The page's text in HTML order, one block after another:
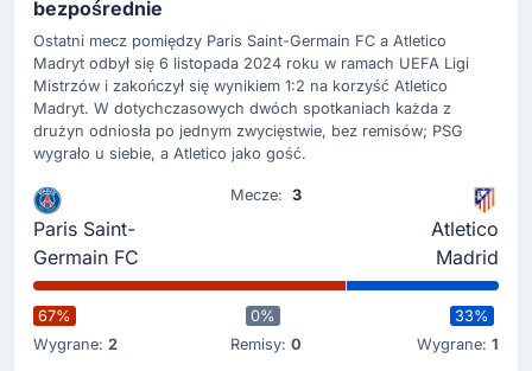
gracza po bardzo nieczystym zagraniu. Na boisku robi
się coraz ciekawiej.
46'
Zmiana zawodnika
Lino
Koke
Lino ustępuje miejsca na boisku dla Koke.
45' Gol !
(Strzelec)
Khvicha Kvaratskhelia
bezpośrednie
Ostatni mecz pomiędzy Paris Saint-Germain FC a Atletico
Madryt odbył się 6 listopada 2024 roku w ramach UEFA Ligi
Mistrzów i zakończył się wynikiem 1:2 na korzyść Atletico
Madryt. W dotychczasowych dwóch spotkaniach każda z
drużyn odniosła po jednym zwycięstwie, bez remisów; PSG
wygrało u siebie, a Atletico jako gość.
Paris Saint-
Germain FC
Mecze: 3
Atletico
Madrid
67%
Wygrane: 2
0%
Remisy: 0
33%
Wygrane: 1